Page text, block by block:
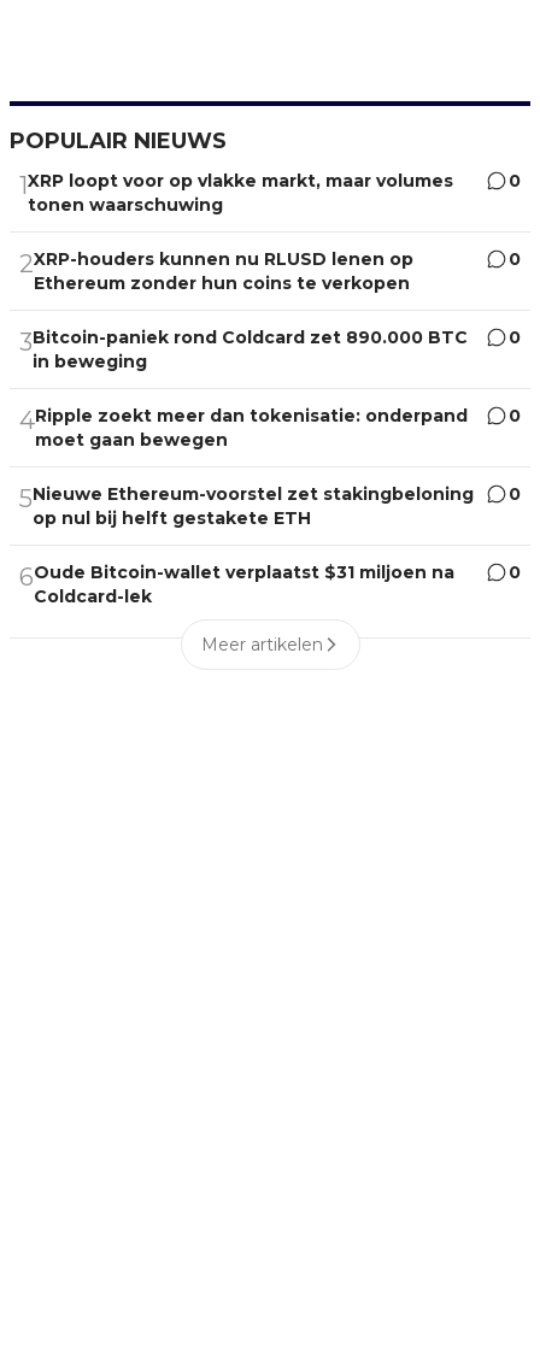
POPULAIR NIEUWS
1XRP loopt voor op vlakke markt, maar volumes
tonen waarschuwing
0
2XRP-houders kunnen nu RLUSD lenen op
Ethereum zonder hun coins te verkopen
0
3Bitcoin-paniek rond Coldcard zet 890.000 BTC
in beweging
0
4Ripple zoekt meer dan tokenisatie: onderpand
moet gaan bewegen
0
5Nieuwe Ethereum-voorstel zet stakingbeloning
op nul bij helft gestakete ETH
0
6Oude Bitcoin-wallet verplaatst $31 miljoen na
Coldcard-lek
0
Meer artikelen